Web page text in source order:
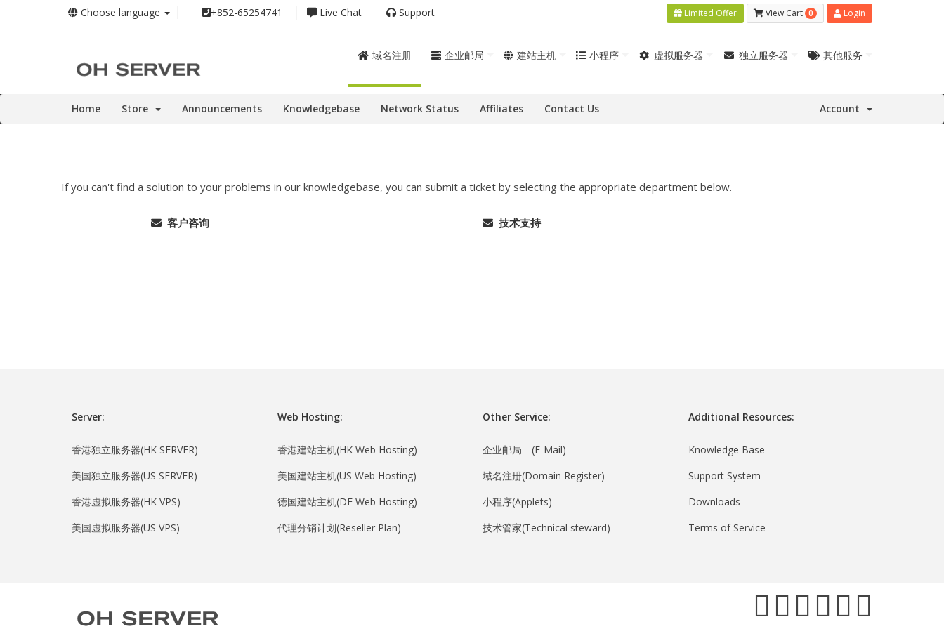
Choose language +852-65254741 Live Chat Support Limited Offer View Cart 0 Login
域名注册 企业邮局 建站主机 小程序 虚拟服务器 独立服务器 其他服务
Home Store Announcements Knowledgebase Network Status Affiliates Contact Us Account
If you can't find a solution to your problems in our knowledgebase, you can submit a ticket by selecting the appropriate department below.
客户咨询 技术支持
Server:
香港独立服务器(HK SERVER)
美国独立服务器(US SERVER)
香港虚拟服务器(HK VPS)
美国虚拟服务器(US VPS)
Web Hosting:
香港建站主机(HK Web Hosting)
美国建站主机(US Web Hosting)
德国建站主机(DE Web Hosting)
代理分销计划(Reseller Plan)
Other Service:
企业邮局 (E-Mail)
域名注册(Domain Register)
小程序(Applets)
技术管家(Technical steward)
Additional Resources:
Knowledge Base
Support System
Downloads
Terms of Service